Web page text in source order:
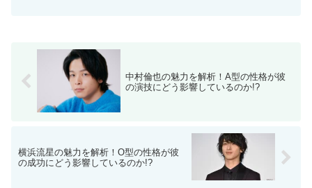
中村倫也の魅力を解析！A型の性格が彼
の演技にどう影響しているのか!?
横浜流星の魅力を解析！O型の性格が彼
の成功にどう影響しているのか!?